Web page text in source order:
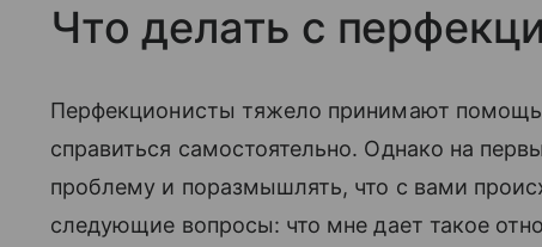
Что делать с
Перфекционисты тяжело принимают
справиться самостоятельно. Однако на
проблему и поразмышлять, что с вами
следующие вопросы: что мне дает такое